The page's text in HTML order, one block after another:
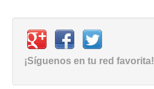
¡Síguenos en tu red favorita!